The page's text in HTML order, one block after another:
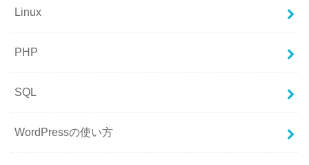
Linux
PHP
SQL
WordPressの使い方